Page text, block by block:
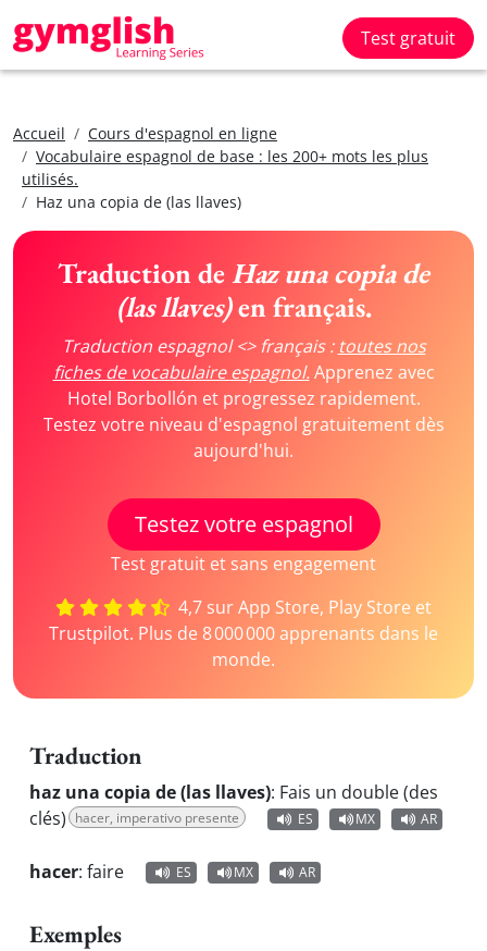
Test gratuit
Accueil
Cours d'espagnol en ligne
Vocabulaire espagnol de base : les 200+ mots les plus
utilisés.
Haz una copia de (las llaves)
Traduction deHaz una copia de
(las llaves)en français.
Traduction espagnol <> français : toutes nos
fiches de vocabulaire espagnol.Apprenez avec
Hotel Borbollón et progressez rapidement.
Testez votre niveau d'espagnol gratuitement dès
aujourd'hui.
Testez votre espagnol
Test gratuit et sans engagement
4,7 sur App Store, Play Store et
Trustpilot. Plus de 8 000 000 apprenants dans le
monde.
Traduction
haz una copia de (las llaves): Fais un double (des
clés) hacer, imperativo presente ES MX AR
hacer: faire ES MX AR
Exemples